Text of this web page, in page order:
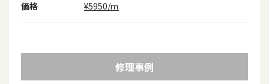
価格 ¥5950/ｍ
修理事例